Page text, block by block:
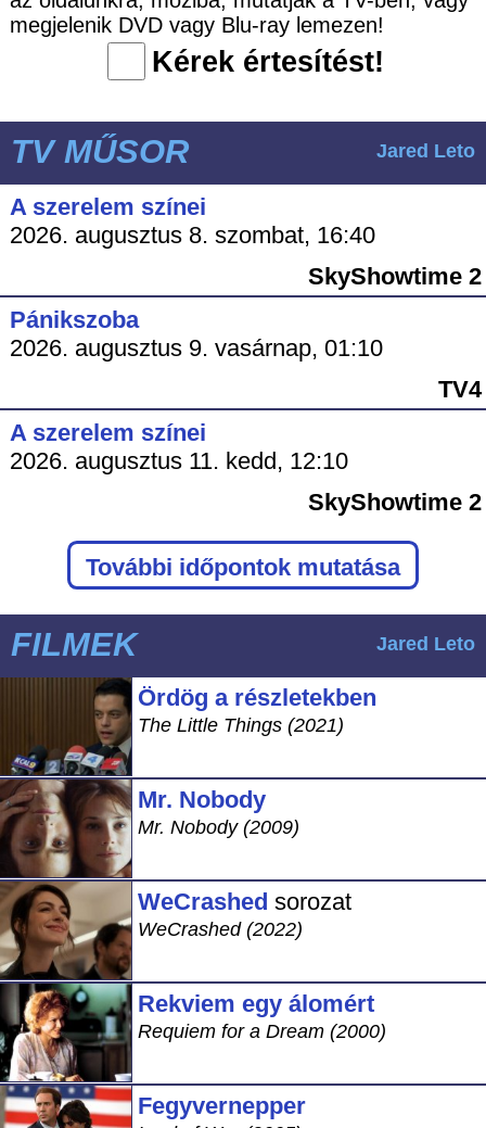
megjelenik DVD vagy Blu-ray lemezen!
Kérek értesítést!
TV MŰSOR Jared Leto
A szerelem színei
2026. augusztus 8. szombat, 16:40
SkyShowtime 2
Pánikszoba
2026. augusztus 9. vasárnap, 01:10
TV4
A szerelem színei
2026. augusztus 11. kedd, 12:10
SkyShowtime 2
További időpontok mutatása
FILMEK Jared Leto
Ördög a részletekben
The Little Things (2021)
Mr. Nobody
Mr. Nobody (2009)
WeCrashed sorozat
WeCrashed (2022)
Rekviem egy álomért
Requiem for a Dream (2000)
Fegyvernepper